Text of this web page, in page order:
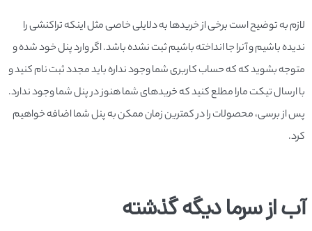
لازم به توضیح است برخی از خریدها به دلایلی خاصی مثل اینکه تراکنشی را
ندیده باشیم و آنرا جا انداخته باشیم ثبت نشده باشد. اگر وارد پنل خود شده و
متوجه بشوید که که حساب کاربری شما وجود نداره باید مجدد ثبت نام کنید و
با ارسال تیکت مارا مطلع کنید که خریدهای شما هنوز در پنل شما وجود ندارد.
پس از برسی، محصولات را در کمترین زمان ممکن به پنل شما اضافه خواهیم
کرد.
آب از سرما دیگه گذشته